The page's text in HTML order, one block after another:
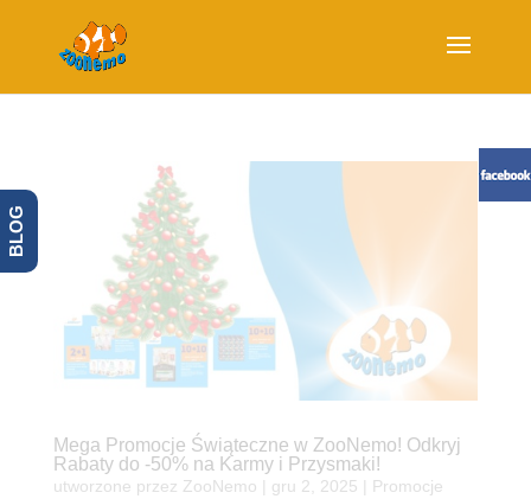
Mega Promocje Świąteczne w ZooNemo! Odkryj
Rabaty do -50% na Karmy i Przysmaki!
utworzone przez ZooNemo gru 2, 2025 Promocje
BLOG